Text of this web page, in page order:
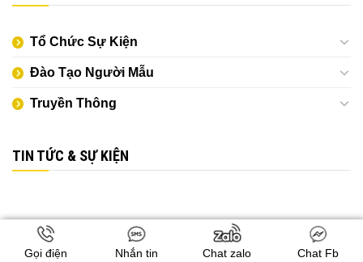
Tổ Chức Sự Kiện
Đào Tạo Người Mẫu
Truyền Thông
TIN TỨC & SỰ KIỆN
Gọi điện Nhắn tin Chat zalo Chat Fb